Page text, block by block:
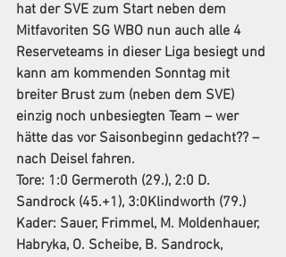
hat der SVE zum Start neben dem
Mitfavoriten SG WBO nun auch alle 4
Reserveteams in dieser Liga besiegt und
kann am kommenden Sonntag mit
breiter Brust zum (neben dem SVE)
einzig noch unbesiegten Team – wer
hätte das vor Saisonbeginn gedacht?? –
nach Deisel fahren.
Tore: 1:0 Germeroth (29.), 2:0 D.
Sandrock (45.+1), 3:0Klindworth (79.)
Kader: Sauer, Frimmel, M. Moldenhauer,
Habryka, O. Scheibe, B. Sandrock,